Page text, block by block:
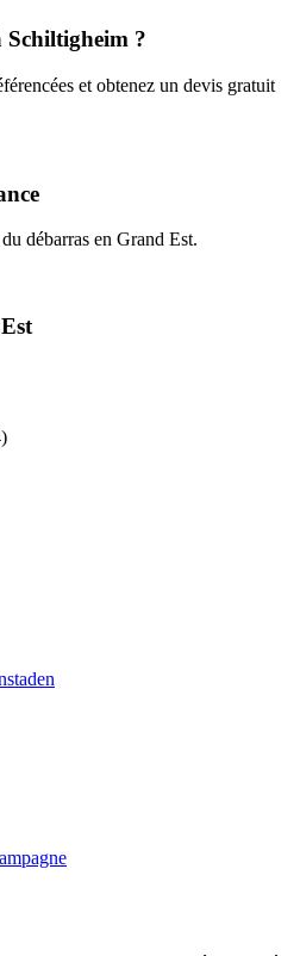
Schiltigheim ?
et obtenez un devis gratuit
débarras en Grand Est.
)